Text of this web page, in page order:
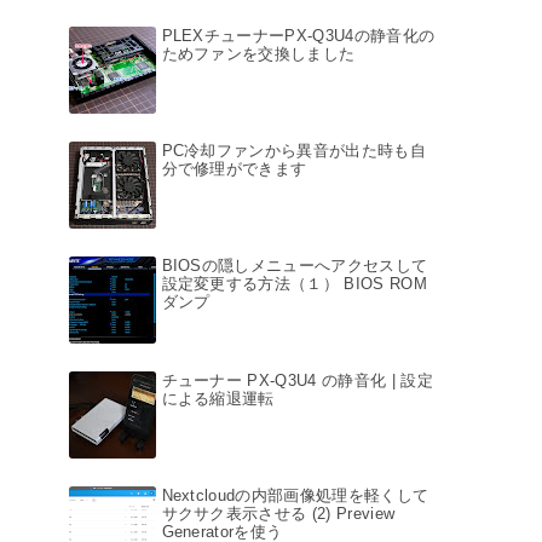
PLEXチューナーPX-Q3U4の静音化の
ためファンを交換しました
PC冷却ファンから異音が出た時も自
分で修理ができます
BIOSの隠しメニューへアクセスして
設定変更する方法（１） BIOS ROM
ダンプ
チューナー PX-Q3U4 の静音化 | 設定
による縮退運転
Nextcloudの内部画像処理を軽くして
サクサク表示させる (2) Preview
Generatorを使う